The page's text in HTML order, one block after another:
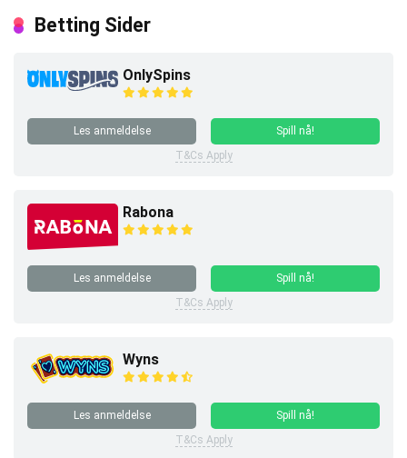
Betting Sider
OnlySpins
Les anmeldelse
Spill nå!
T&Cs Apply
Rabona
Les anmeldelse
Spill nå!
T&Cs Apply
Wyns
Les anmeldelse
Spill nå!
T&Cs Apply